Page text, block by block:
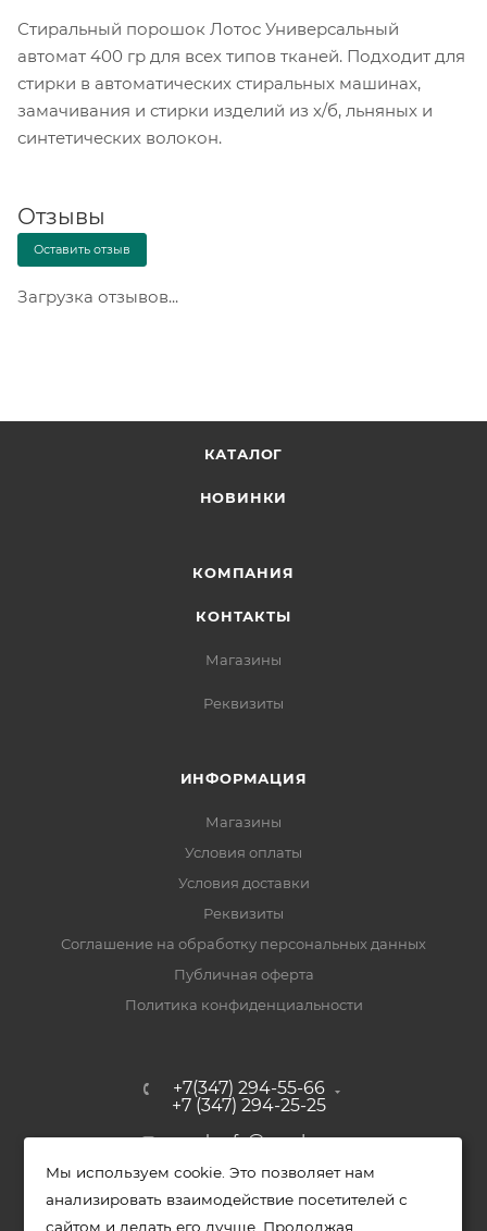
Стиральный порошок Лотос Универсальный
автомат 400 гр для всех типов тканей. Подходит для
стирки в автоматических стиральных машинах,
замачивания и стирки изделий из х/б, льняных и
синтетических волокон.
Отзывы
Оставить отзыв
Загрузка отзывов...
КАТАЛОГ
НОВИНКИ
КОМПАНИЯ
КОНТАКТЫ
Магазины
Реквизиты
ИНФОРМАЦИЯ
Магазины
Условия оплаты
Условия доставки
Реквизиты
Соглашение на обработку персональных данных
Публичная оферта
Политика конфиденциальности
+7(347) 294-55-66
+7 (347) 294-25-25
upak-ufa@yandex.ru
Уфимский район, с. Зубово, ул.
Полевая, д. 44/2, к. 2
Мы используем cookie. Это позволяет нам
анализировать взаимодействие посетителей с
сайтом и делать его лучше. Продолжая